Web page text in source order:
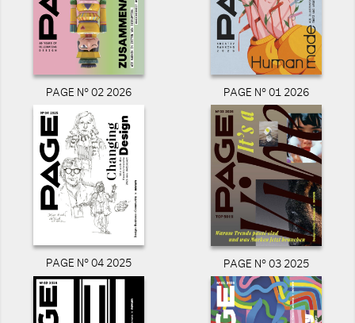
PAGE N° 02 2026 PAGE N° 01 2026
PAGE N° 04 2025 PAGE N° 03 2025